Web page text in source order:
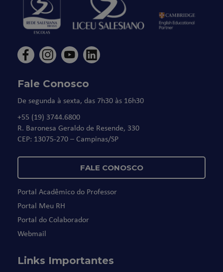
Fale Conosco
De segunda à sexta, das 7h30 às 16h30
+55 (19) 3744.6800
R. Baronesa Geraldo de Resende, 330
CEP: 13075-270 – Campinas/SP
FALE CONOSCO
Portal Acadêmico do Professor
Portal Meu RH
Portal do Colaborador
Webmail
Links Importantes